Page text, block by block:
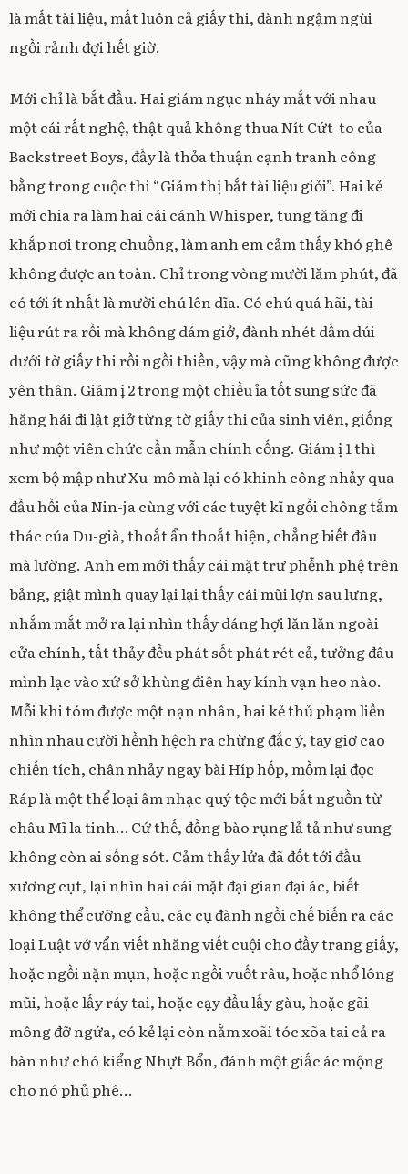
là mất tài liệu, mất luôn cả giấy thi, đành ngậm ngùi
ngồi rảnh đợi hết giờ.
Mới chỉ là bắt đầu. Hai giám ngục nháy mắt với nhau
một cái rất nghệ, thật quả không thua Nít Cứt-to của
Backstreet Boys, đấy là thỏa thuận cạnh tranh công
bằng trong cuộc thi “Giám thị bắt tài liệu giỏi”. Hai kẻ
mới chia ra làm hai cái cánh Whisper, tung tăng đi
khắp nơi trong chuồng, làm anh em cảm thấy khó ghê
không được an toàn. Chỉ trong vòng mười lăm phút, đã
có tới ít nhất là mười chú lên dĩa. Có chú quá hãi, tài
liệu rút ra rồi mà không dám giở, đành nhét dấm dúi
dưới tờ giấy thi rồi ngồi thiền, vậy mà cũng không được
yên thân. Giám ị 2 trong một chiều ỉa tốt sung sức đã
hăng hái đi lật giở từng tờ giấy thi của sinh viên, giống
như một viên chức cần mẫn chính cống. Giám ị 1 thì
xem bộ mập như Xu-mô mà lại có khinh công nhảy qua
đầu hồi của Nin-ja cùng với các tuyệt kĩ ngồi chông tắm
thác của Du-già, thoắt ẩn thoắt hiện, chẳng biết đâu
mà lường. Anh em mới thấy cái mặt trư phễnh phệ trên
bảng, giật mình quay lại lại thấy cái mũi lợn sau lưng,
nhắm mắt mở ra lại nhìn thấy dáng hợi lăn lăn ngoài
cửa chính, tất thảy đều phát sốt phát rét cả, tưởng đâu
mình lạc vào xứ sở khùng điên hay kính vạn heo nào.
Mỗi khi tóm được một nạn nhân, hai kẻ thủ phạm liền
nhìn nhau cười hềnh hệch ra chừng đắc ý, tay giơ cao
chiến tích, chân nhảy ngay bài Híp hốp, mồm lại đọc
Ráp là một thể loại âm nhạc quý tộc mới bắt nguồn từ
châu Mĩ la tinh… Cứ thế, đồng bào rụng lả tả như sung
không còn ai sống sót. Cảm thấy lửa đã đốt tới đầu
xương cụt, lại nhìn hai cái mặt đại gian đại ác, biết
không thể cưỡng cầu, các cụ đành ngồi chế biến ra các
loại Luật vớ vẩn viết nhăng viết cuội cho đầy trang giấy,
hoặc ngồi nặn mụn, hoặc ngồi vuốt râu, hoặc nhổ lông
mũi, hoặc lấy ráy tai, hoặc cạy đầu lấy gàu, hoặc gãi
mông đỡ ngứa, có kẻ lại còn nằm xoãi tóc xõa tai cả ra
bàn như chó kiểng Nhựt Bổn, đánh một giấc ác mộng
cho nó phủ phê…